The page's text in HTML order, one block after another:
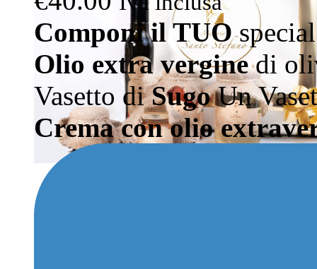
Componi il TUO
Olio extra verginedi
Vasetto diSugoUn
Crema con olio